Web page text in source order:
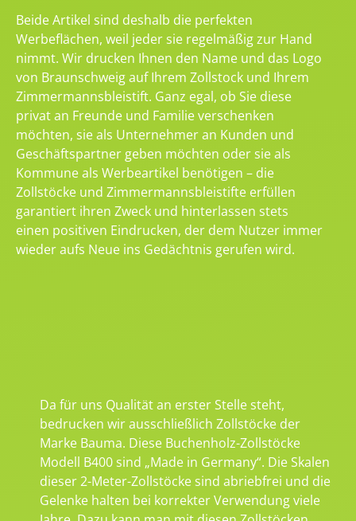
Beide Artikel sind deshalb die perfekten
Werbeflächen, weil jeder sie regelmäßig zur Hand
nimmt. Wir drucken Ihnen den Name und das Logo
von Braunschweig auf Ihrem Zollstock und Ihrem
Zimmermannsbleistift. Ganz egal, ob Sie diese
privat an Freunde und Familie verschenken
möchten, sie als Unternehmer an Kunden und
Geschäftspartner geben möchten oder sie als
Kommune als Werbeartikel benötigen – die
Zollstöcke und Zimmermannsbleistifte erfüllen
garantiert ihren Zweck und hinterlassen stets
einen positiven Eindrucken, der dem Nutzer immer
wieder aufs Neue ins Gedächtnis gerufen wird.
Da für uns Qualität an erster Stelle steht,
bedrucken wir ausschließlich Zollstöcke der
Marke Bauma. Diese Buchenholz-Zollstöcke
Modell B400 sind „Made in Germany“. Die Skalen
dieser 2-Meter-Zollstöcke sind abriebfrei und die
Gelenke halten bei korrekter Verwendung viele